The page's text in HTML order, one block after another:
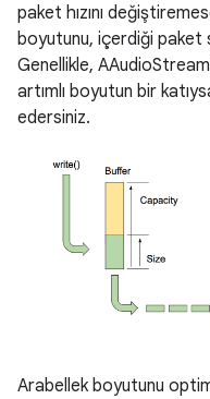
paket hızını
boyutunu, içerdiği paket
Genellikle,
artımlı boyutun bir
edersiniz.
Arabellek boyutunu